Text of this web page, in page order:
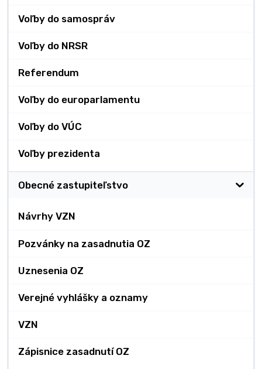
Voľby do samospráv
Voľby do NRSR
Referendum
Voľby do europarlamentu
Voľby do VÚC
Voľby prezidenta
Obecné zastupiteľstvo
Návrhy VZN
Pozvánky na zasadnutia OZ
Uznesenia OZ
Verejné vyhlášky a oznamy
VZN
Zápisnice zasadnutí OZ